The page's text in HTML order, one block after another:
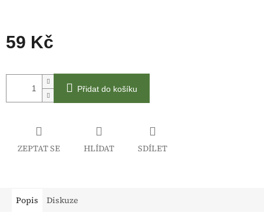
59 Kč
cena:
Přidat do košíku
ZEPTAT SE HLÍDAT SDÍLET
Popis Diskuze